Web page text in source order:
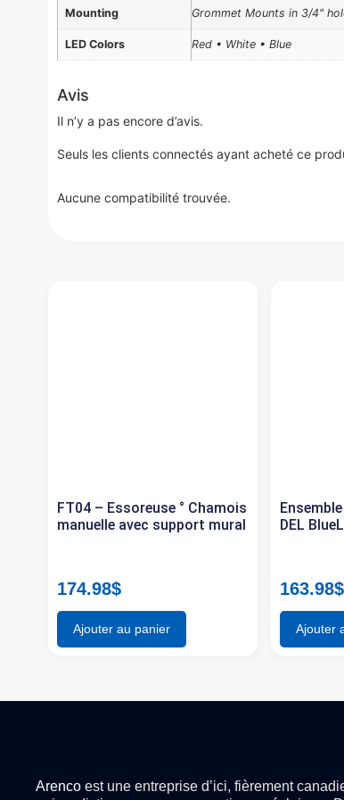
Mounting Grommet Mounts in 3/4"
LED Colors Red • White • Blue
Avis
Il n’y a pas encore d’avis.
Seuls les clients connectés ayant acheté ce
Aucune compatibilité trouvée.
FT04 – Essoreuse ° Chamois
manuelle avec support mural
174.98$
Ajouter au panier
DEL
163.98$
Ajouter
Arenco est une entreprise d’ici, fièrement